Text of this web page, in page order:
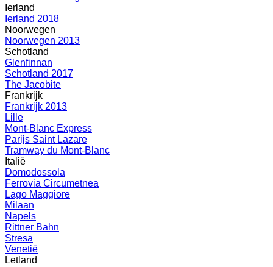
Ierland
Ierland 2018
Noorwegen
Noorwegen 2013
Schotland
Glenfinnan
Schotland 2017
The Jacobite
Frankrijk
Frankrijk 2013
Lille
Mont-Blanc Express
Parijs Saint Lazare
Tramway du Mont-Blanc
Italië
Domodossola
Ferrovia Circumetnea
Lago Maggiore
Milaan
Napels
Rittner Bahn
Stresa
Venetië
Letland